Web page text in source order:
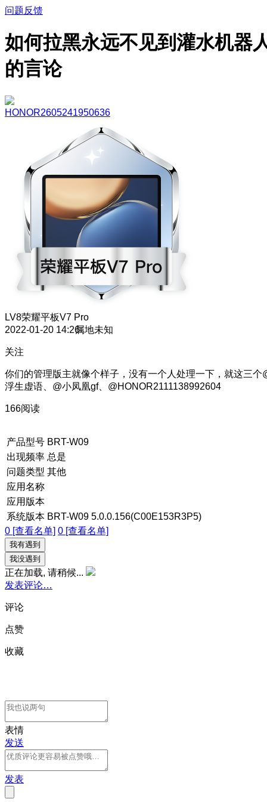
问题反馈
如何拉黑永远不见到灌水机器
的言论
HONOR2605241950636
LV8荣耀平板V7 Pro
2022-01-20 14:26属地未知
关注
你们的管理版主就像个样子，没有一个人处理一下，就这三个
浮生虚语、@小凤凰gf、@HONOR2111138992604
166阅读
产品型号 BRT-W09
出现频率 总是
问题类型 其他
应用名称
应用版本
系统版本 BRT-W09 5.0.0.156(C00E153R3P5)
0 [查看名单] 0 [查看名单]
我有遇到
我没遇到
正在加载, 请稍候...
发表评论…
评论
点赞
收藏
表情
发送
发表